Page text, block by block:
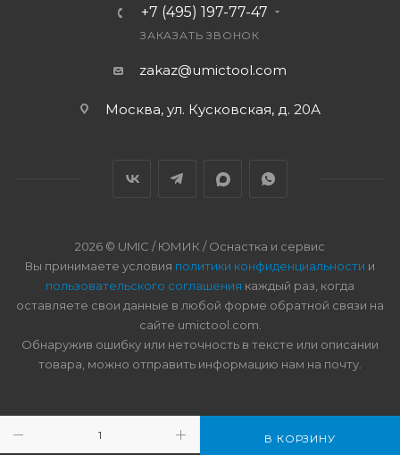
В КОРЗИНУ
+7 (495) 197-77-47
ЗАКАЗАТЬ ЗВОНОК
zakaz@umictool.com
Москва, ул. Кусковская, д. 20А
2026 © UMIC / ЮМИК / Оснастка и сервис
Вы принимаете условия политики конфиденциальности и
пользовательского соглашения каждый раз, когда
оставляете свои данные в любой форме обратной связи на
сайте umictool.com.
Обнаружив ошибку или неточность в тексте или описании
товара, можно отправить информацию нам на почту.